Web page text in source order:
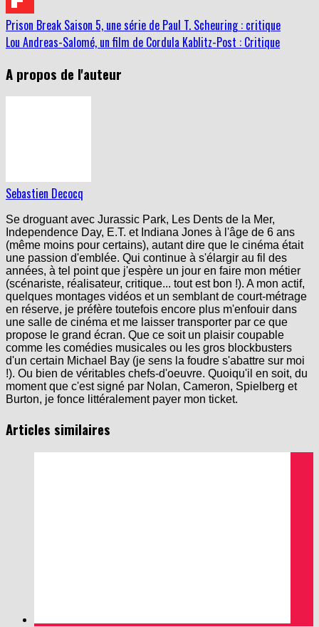
Prison Break Saison 5, une série de Paul T. Scheuring : critique
Lou Andreas-Salomé, un film de Cordula Kablitz-Post : Critique
Sebastien Decocq
Independence Day, E.T. et Indiana Jones à l'âge de 6 ans
(même moins pour certains), autant dire que le cinéma était
une passion d'emblée. Qui continue à s'élargir au fil des
années, à tel point que j'espère un jour en faire mon métier
(scénariste, réalisateur, critique... tout est bon !). A mon actif,
quelques montages vidéos et un semblant de court-métrage
en réserve, je préfère toutefois encore plus m'enfouir dans
une salle de cinéma et me laisser transporter par ce que
propose le grand écran. Que ce soit un plaisir coupable
comme les comédies musicales ou les gros blockbusters
d'un certain Michael Bay (je sens la foudre s'abattre sur moi
!). Ou bien de véritables chefs-d'oeuvre. Quoiqu'il en soit, du
moment que c'est signé par Nolan, Cameron, Spielberg et
Burton, je fonce littéralement payer mon ticket.